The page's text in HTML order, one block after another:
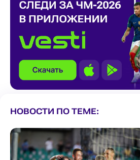
НОВОСТИ ПО ТЕМЕ: